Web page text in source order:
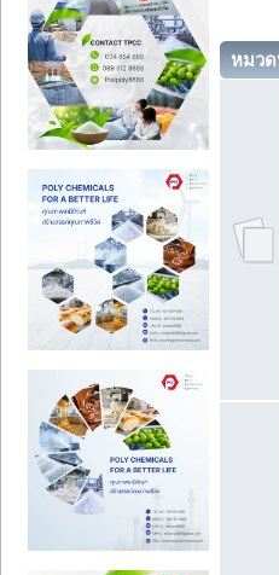
หมว